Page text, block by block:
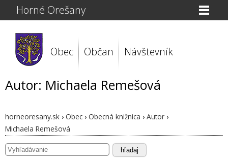
Horné Orešany
Obec Občan Návštevník
Autor: Michaela Remešová
horneoresany.sk › Obec › Obecná knižnica › Autor ›
Michaela Remešová
hľadaj